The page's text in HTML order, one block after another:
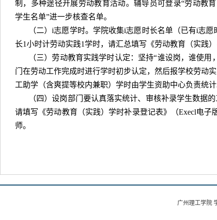
制，多种途径开展劳动教育活动。辅导员可登录“劳动教
学生名单”进一步核查名单。
（二）i志愿学时。学院收集i志愿时长名单（已有i志
长1小时计劳动实践1学时，请汇总填写《劳动教育（实践
（三）劳动教育实践学时认定：坚持“谁设岗，谁使
门在劳动工作完成时进行学时初步认定，然后报学校劳动
工助学（含爽提等校内兼职）学时由学生资助中心负责统
（四）设岗部门要认真落实统计、审核补录学生数据
请填写《劳动教育（实践）学时补录登记表》（Execl电子
师。
广州理工学院